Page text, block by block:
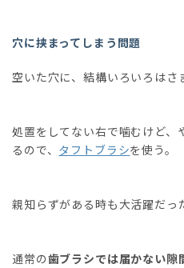
穴に挟まってしまう問題
空いた穴に、結構いろいろはさ
処置をしてない右で噛むけど、
るので、 タフトブラシを使う。
親知らずがある時も大活躍だっ
通常の歯ブラシでは届かない隙